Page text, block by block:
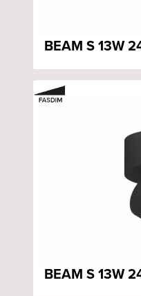
BEAM S 13W
BEAM S 13W